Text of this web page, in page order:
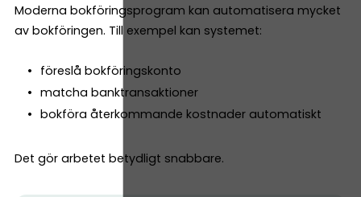
Moderna bokföringsprogram kan automatisera mycket
av bokföringen. Till exempel kan systemet:
föreslå bokföringskonto
matcha banktransaktioner
bokföra återkommande kostnader automatiskt
Det gör arbetet betydligt snabbare.